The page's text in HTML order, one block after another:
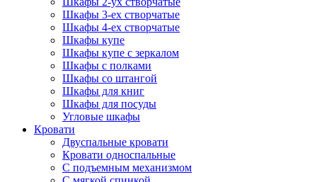
Шкафы 3-ех створчатые
Шкафы 4-ех створчатые
Шкафы купе
Шкафы купе с зеркалом
Шкафы с полками
Шкафы со штангой
Шкафы для книг
Шкафы для посуды
Угловые шкафы
Кровати
Двуспальные кровати
Кровати односпальные
С подъемным механизмом